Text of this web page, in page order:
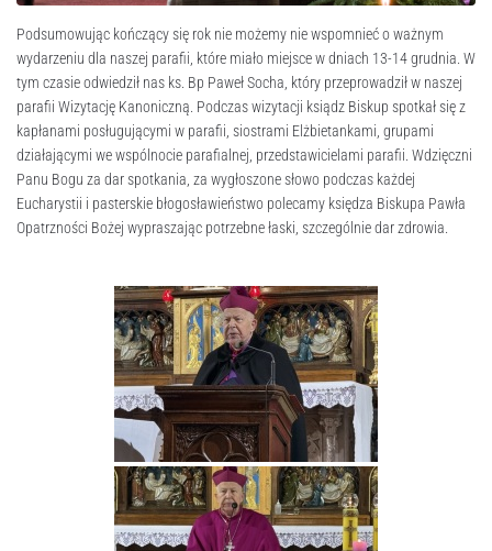
Podsumowując kończący się rok nie możemy nie wspomnieć o ważnym
wydarzeniu dla naszej parafii, które miało miejsce w dniach 13-14 grudnia. W
tym czasie odwiedził nas ks. Bp Paweł Socha, który przeprowadził w naszej
parafii Wizytację Kanoniczną. Podczas wizytacji ksiądz Biskup spotkał się z
kapłanami posługującymi w parafii, siostrami Elżbietankami, grupami
działającymi we wspólnocie parafialnej, przedstawicielami parafii. Wdzięczni
Panu Bogu za dar spotkania, za wygłoszone słowo podczas każdej
Eucharystii i pasterskie błogosławieństwo polecamy księdza Biskupa Pawła
Opatrzności Bożej wypraszając potrzebne łaski, szczególnie dar zdrowia.